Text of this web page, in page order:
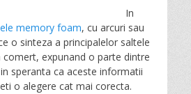
In
memory foam, cu arcuri sau
o sinteza a principalelor saltele
comert, expunand o parte dintre
speranta ca aceste informatii
o alegere cat mai corecta.